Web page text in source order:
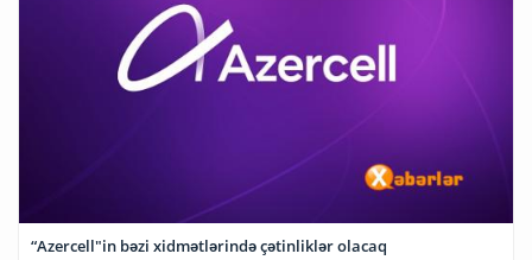
“Azercell"in bəzi xidmətlərində çətinliklər olacaq